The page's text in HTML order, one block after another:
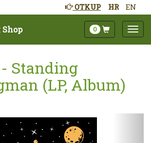
HR EN
OTKUP
Shop 0
- Standing
(LP, Album)